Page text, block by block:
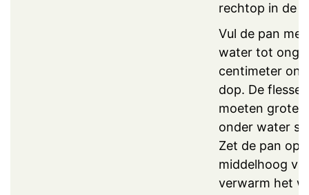
rechtop in de
Vul de pan
water tot
centimeter
dop. De flessen
moeten
onder water
Zet de pan op
middelhoog
verwarm het